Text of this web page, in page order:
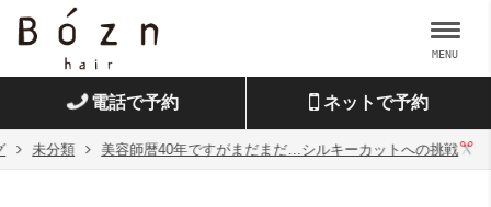
電話で予約 ネットで予約
未分類 美容師暦40年ですがまだまだ…シルキーカットへの挑戦
MENU